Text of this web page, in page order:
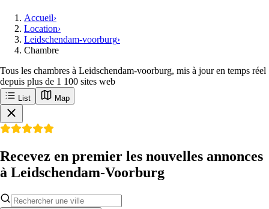
Accueil›
Location›
Leidschendam-voorburg›
Chambre
Tous les chambres à Leidschendam-voorburg, mis à jour en temps réel
depuis plus de 1 100 sites web
List Map
Recevez en premier les nouvelles annonces
à Leidschendam-Voorburg